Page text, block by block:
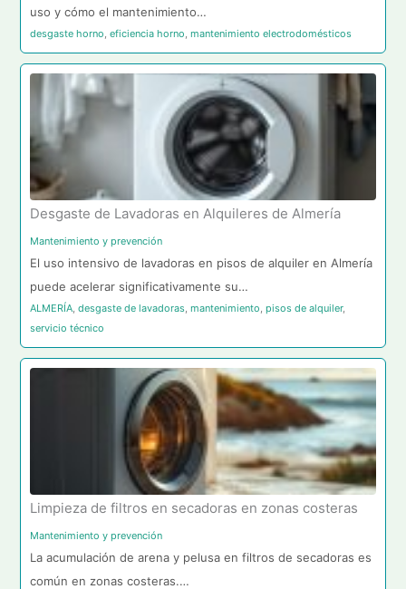
uso y cómo el mantenimiento…
desgaste horno ,eficiencia horno ,mantenimiento electrodomésticos
Desgaste de Lavadoras en Alquileres de Almería
Mantenimiento y prevención
El uso intensivo de lavadoras en pisos de alquiler en Almería
puede acelerar significativamente su…
ALMERÍA ,desgaste de lavadoras ,mantenimiento ,pisos de alquiler,
servicio técnico
Limpieza de filtros en secadoras en zonas costeras
Mantenimiento y prevención
La acumulación de arena y pelusa en filtros de secadoras es
común en zonas costeras.…